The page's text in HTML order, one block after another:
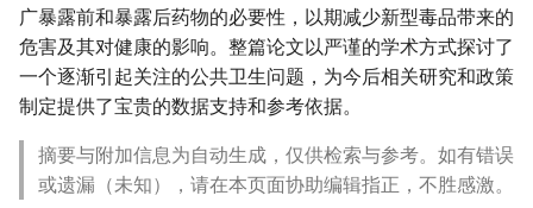
广暴露前和暴露后药物的必要性，以期减少新型毒品带来的
危害及其对健康的影响。整篇论文以严谨的学术方式探讨了
一个逐渐引起关注的公共卫生问题，为今后相关研究和政策
制定提供了宝贵的数据支持和参考依据。
摘要与附加信息为自动生成，仅供检索与参考。如有错误
或遗漏（未知），请在本页面协助编辑指正，不胜感激。